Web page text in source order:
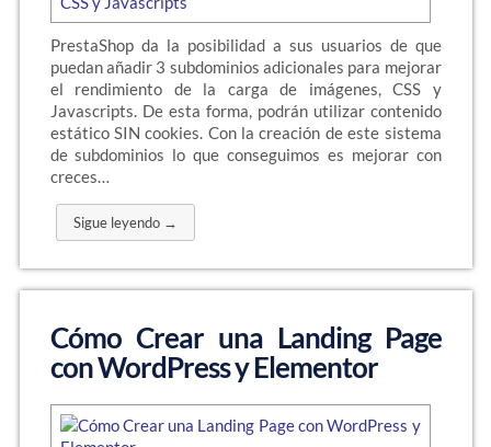
PrestaShop da la posibilidad a sus usuarios de que
puedan añadir 3 subdominios adicionales para mejorar
el rendimiento de la carga de imágenes, CSS y
Javascripts. De esta forma, podrán utilizar contenido
estático SIN cookies. Con la creación de este sistema
de subdominios lo que conseguimos es mejorar con
creces…
Sigue leyendo →
Cómo Crear una Landing Page
con WordPress y Elementor